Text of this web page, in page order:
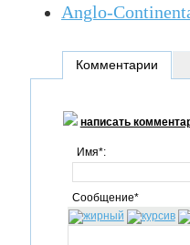
Anglo-
Комментарии
написать
Имя*:
Сообщение*